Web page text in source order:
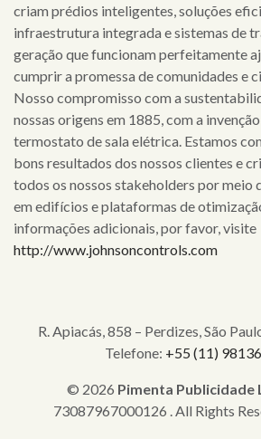
criam prédios inteligentes, soluções
infraestrutura integrada e sistemas de
geração que funcionam perfeitamente
cumprir a promessa de comunidades e
Nosso compromisso com a
nossas origens em 1885, com a
termostato de sala elétrica. Estamos
bons resultados dos nossos clientes e
todos os nossos stakeholders por meio
em edifícios e plataformas de
informações adicionais, por favor, visite
http://www.johnsoncontrols.com
R. Apiacás, 858 – Perdizes, São
Telefone: +55 (11)
© 2026 Pimenta Publicidade
73087967000126 . All Rights